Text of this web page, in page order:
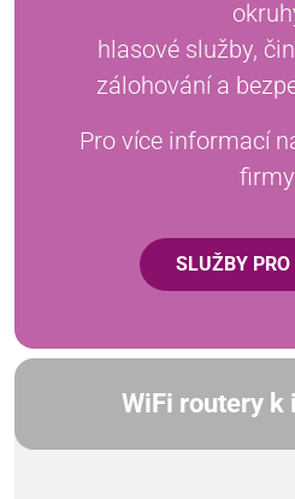
hlasové služby,
zálohování a
Pro více informací
SLUŽBY
WiFi routery k